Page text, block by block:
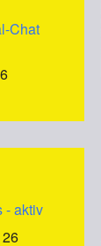
Chat
- aktiv